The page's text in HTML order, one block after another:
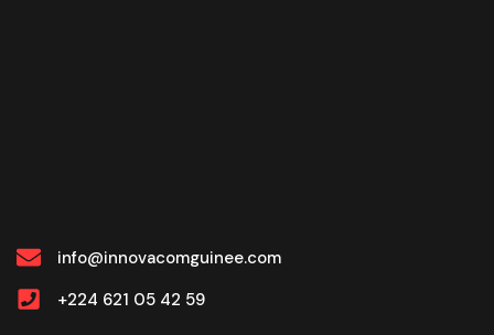
info@innovacomguinee.com
+224 621 05 42 59